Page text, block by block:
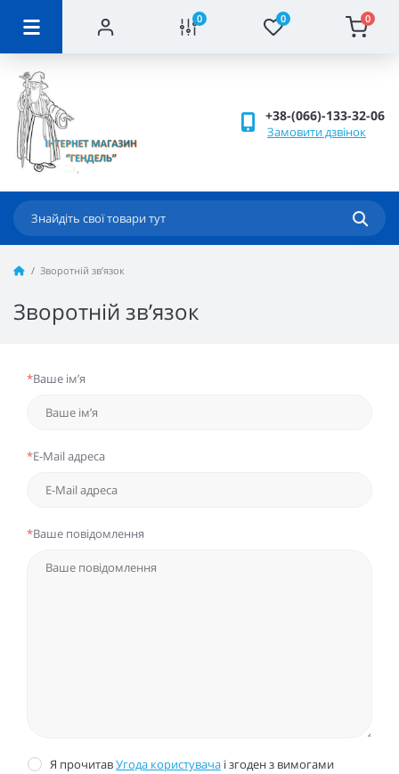
0 0 0
+38-(066)-133-32-06
Замовити дзвінок
Зворотній зв’язок
Зворотній зв’язок
*Ваше ім’я
*E-Mail адреса
*Ваше повідомлення
Я прочитавУгода користувача і згоден з вимогами